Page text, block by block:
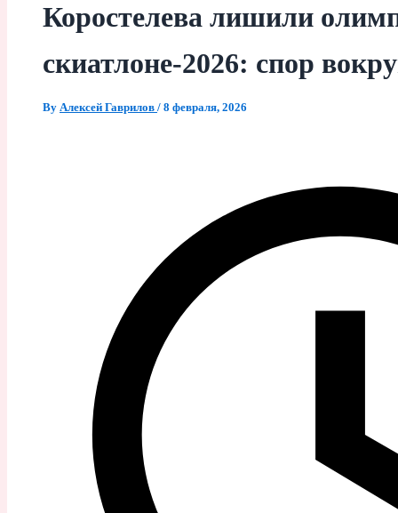
Коростелева лишили
скиатлоне‑2026: спор
By Алексей Гаврилов / 8 февраля, 2026